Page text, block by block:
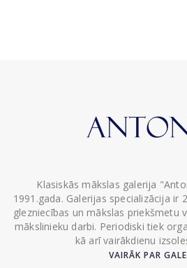
Klasiskās mākslas galerija
1991.gada. Galerijas specializācija ir
glezniecības un mākslas priekšmetu
mākslinieku darbi. Periodiski tiek
kā arī vairākdienu
VAIRĀK PAR